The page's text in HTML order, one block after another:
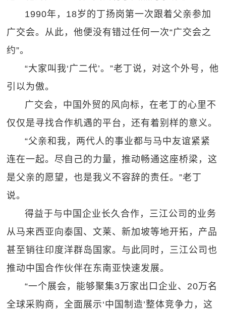
1990年，18岁的丁扬岗第一次跟着父亲参加
广交会。从此，他便没有错过任何一次“广交会之
约”。
“大家叫我‘广二代’。”老丁说，对这个外号，他
引以为傲。
广交会，中国外贸的风向标，在老丁的心里不
仅仅是寻找合作机遇的平台，还有着别样的意义。
“父亲和我，两代人的事业都与马中友谊紧紧
连在一起。尽自己的力量，推动畅通这座桥梁，这
是父亲的愿望，也是我义不容辞的责任。”老丁
说。
得益于与中国企业长久合作，三江公司的业务
从马来西亚向泰国、文莱、新加坡等地开拓，产品
甚至销往印度洋群岛国家。与此同时，三江公司也
推动中国合作伙伴在东南亚快速发展。
“一个展会，能够聚集3万家出口企业、20万名
全球采购商，全面展示‘中国制造’整体竞争力，这